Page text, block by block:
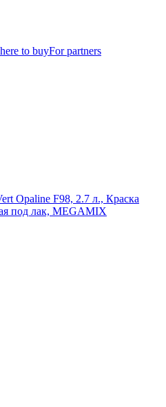
to buyFor partners
Opaline F98, 2.7 л., Краска
под лак, MEGAMIX